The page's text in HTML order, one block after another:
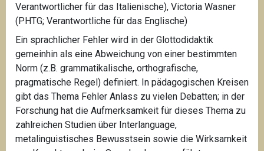
Verantwortlicher für das Italienische), Victoria Wasner
(PHTG; Verantwortliche für das Englische)
Ein sprachlicher Fehler wird in der Glottodidaktik
gemeinhin als eine Abweichung von einer bestimmten
Norm (z.B. grammatikalische, orthografische,
pragmatische Regel) definiert. In pädagogischen Kreisen
gibt das Thema Fehler Anlass zu vielen Debatten; in der
Forschung hat die Aufmerksamkeit für dieses Thema zu
zahlreichen Studien über Interlanguage,
metalinguistisches Bewusstsein sowie die Wirksamkeit